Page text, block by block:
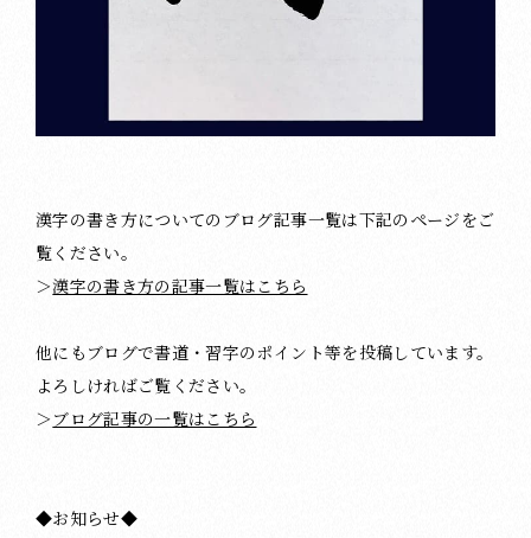
漢字の書き方についてのブログ記事一覧は下記のページをご
覧ください。
＞漢字の書き方の記事一覧はこちら
他にもブログで書道・習字のポイント等を投稿しています。
よろしければご覧ください。
＞ ブログ記事の一覧はこちら
◆お知らせ◆